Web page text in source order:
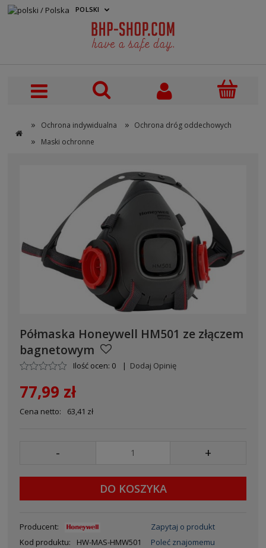
» Ochrona indywidualna » Ochrona dróg oddechowych
» Maski ochronne
POLSKI
Półmaska Honeywell HM501 ze złączem
bagnetowym
Ilość ocen: 0 | Dodaj Opinię
77,99 zł
Cena netto: 63,41 zł
- +
DO KOSZYKA
Producent:
Kod produktu:
HW-MAS-HMW501
Zapytaj o produkt
Poleć znajomemu